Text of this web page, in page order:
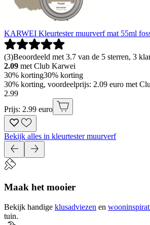
KARWEI Kleurtester muurverf mat 55ml
(3)Beoordeeld met 3.7 van de 5 sterren, 3
2.09 met Club Karwei
30% korting30% korting
30% korting, voordeelprijs: 2.09 euro met
2.99
Prijs: 2.99 euro
Bekijk alles in kleurtester muurverf
Maak het mooier
Bekijk handige klusadviezen en
tuin.